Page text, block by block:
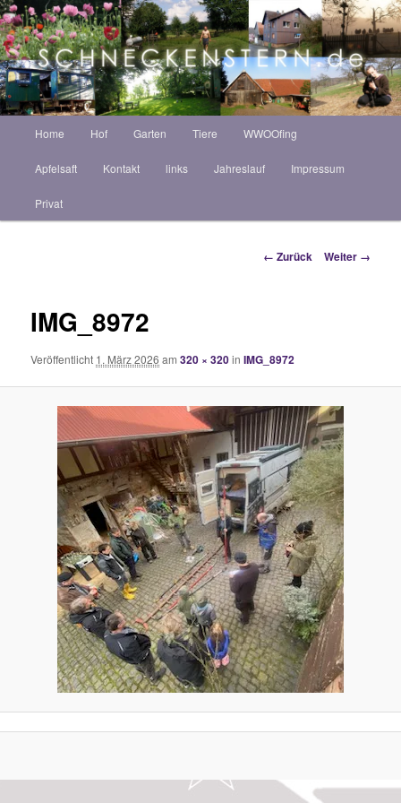
Zum
Inhalt
wechseln
Schneckenstern HOF
ZINT ANNEKATRIN
Home Hof Garten Tiere WWOOfing
Apfelsaft Kontakt links Jahreslauf Impressum
Privat
Bilder-
← Zurück Weiter →
IMG_8972
Veröffentlicht 1. März 2026 am320 × 320inIMG_8972